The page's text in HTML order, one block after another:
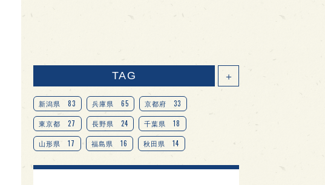
TAG ＋
新潟県 83 兵庫県 65 京都府 33
東京都 27 長野県 24 千葉県 18
山形県 17 福島県 16 秋田県 14
愛知県 14 宮城県 14 岐阜県 13